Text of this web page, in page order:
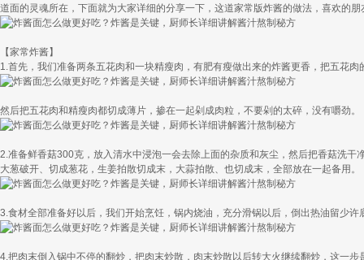
道面的灵魂所在，下面就为大家详细的分享一下，这道家常版炸酱的做法，喜欢的
【家常炸酱】
1.首先，我们准备两条五花肉和一块精瘦肉，有肥有瘦做出来的炸酱更香，把五花
然后把五花肉和精瘦肉都切成薄片，掺在一起剁成肉粒，不要剁的太碎，没有嚼劲。
2.准备鲜香菇300克，放入清水中浸泡一会去除上面的杂质和灰尘，然后把香菇洗
大葱破开、切成葱花，生姜拍散切成末，大蒜拍散、也切成末，全部放在一起备用。
3.食材全部准备好以后，我们开始烹饪，锅内烧油，充分滑锅以后，倒出热油留少
4.把肉末倒入锅中不停的翻炒，把肉末炒散，肉末炒散以后转大火继续翻炒，这一